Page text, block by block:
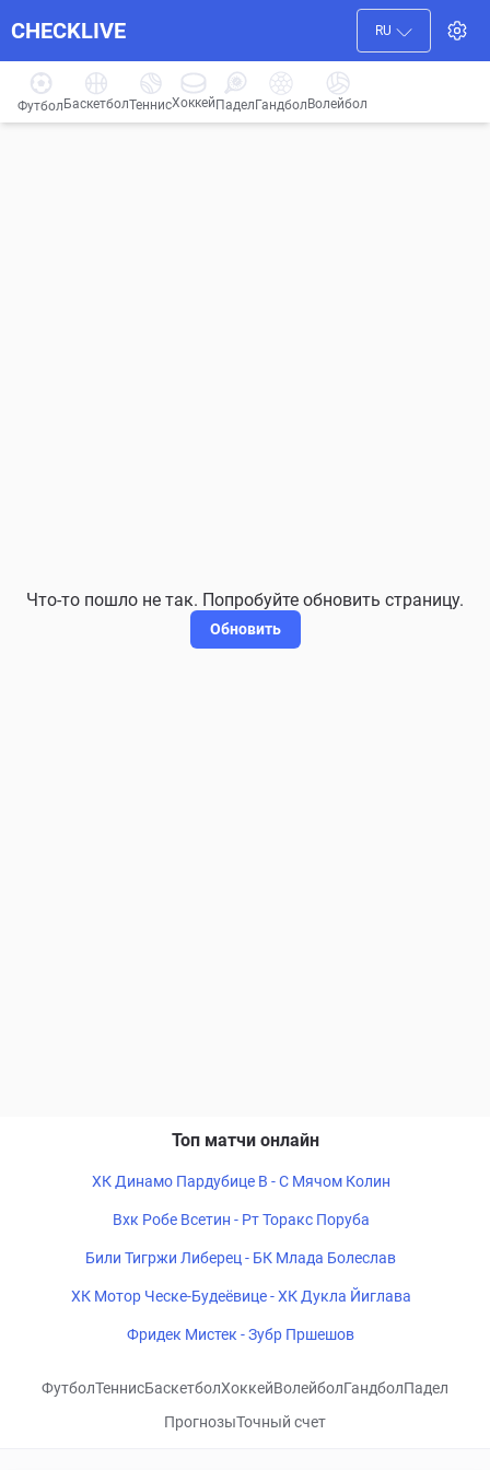
CHECKLIVE RU
Футбол БаскетболТеннисХоккей ПаделГандбол Волейбол
Что-то пошло не так. Попробуйте обновить страницу.
Обновить
Топ матчи онлайн
ХК Динамо Пардубице B - С Мячом Колин
Вхк Робе Всетин - Рт Торакс Поруба
Били Тигржи Либерец - БК Млада Болеслав
ХК Мотор Ческе-Будеёвице - ХК Дукла Йиглава
Фридек Мистек - Зубр Пршешов
ФутболТеннисБаскетболХоккейВолейболГандболПадел
ПрогнозыТочный счет